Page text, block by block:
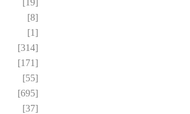
[19]
[8]
[1]
[314]
[171]
[55]
[695]
[37]